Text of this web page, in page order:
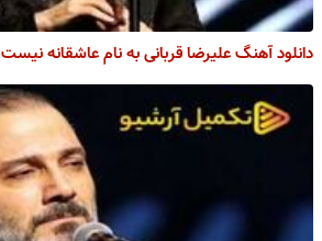
دانلود آهنگ علیرضا قربانی به نام عاشقانه نیست